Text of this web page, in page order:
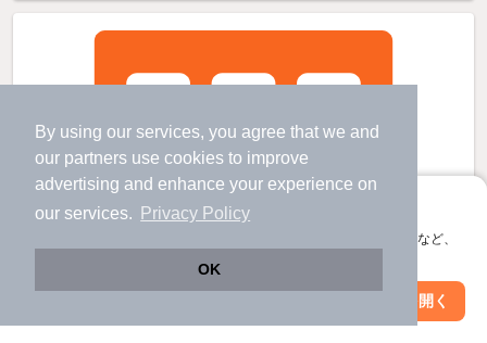
By using our services, you agree that we and
our partners use cookies to improve
advertising and enhance your experience on
our services.
Privacy Policy
OK
アプリに切り替えて、サクサクお部屋探し
会員登録なしですぐ使える。マップ検索やお気に入り保存など、
アプリを開く
絞り込み条件を変更